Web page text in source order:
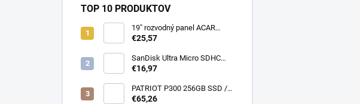
TOP 10 PRODUKTOV
19" rozvodný panel ACAR
8x230V, vypínač, indikátor
kabel 3m Acar S8 FA
€25,57
SanDisk Ultra Micro SDHC
32GB 120MB/s A1+ada
€16,97
PATRIOT P300 256GB SSD /
Interní / M.2 PCIe Gen3 x4
€65,26